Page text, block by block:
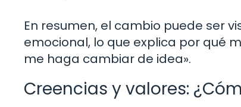
En resumen, el cambio puede ser
emocional, lo que explica por qué
me haga cambiar de idea».
Creencias y valores: